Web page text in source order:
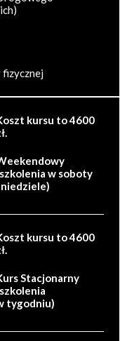
fizycznej
kursu to 4600
w soboty
niedziele)
kursu to 4600
Stacjonarny
tygodniu)